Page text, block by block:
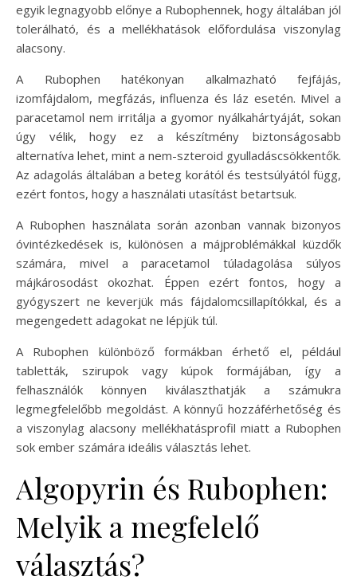
egyik legnagyobb előnye a Rubophennek, hogy általában jól
tolerálható, és a mellékhatások előfordulása viszonylag
alacsony.
A Rubophen hatékonyan alkalmazható fejfájás,
izomfájdalom, megfázás, influenza és láz esetén. Mivel a
paracetamol nem irritálja a gyomor nyálkahártyáját, sokan
úgy vélik, hogy ez a készítmény biztonságosabb
alternatíva lehet, mint a nem-szteroid gyulladáscsökkentők.
Az adagolás általában a beteg korától és testsúlyától függ,
ezért fontos, hogy a használati utasítást betartsuk.
A Rubophen használata során azonban vannak bizonyos
óvintézkedések is, különösen a májproblémákkal küzdők
számára, mivel a paracetamol túladagolása súlyos
májkárosodást okozhat. Éppen ezért fontos, hogy a
gyógyszert ne keverjük más fájdalomcsillapítókkal, és a
megengedett adagokat ne lépjük túl.
A Rubophen különböző formákban érhető el, például
tabletták, szirupok vagy kúpok formájában, így a
felhasználók könnyen kiválaszthatják a számukra
legmegfelelőbb megoldást. A könnyű hozzáférhetőség és
a viszonylag alacsony mellékhatásprofil miatt a Rubophen
sok ember számára ideális választás lehet.
Algopyrin és Rubophen:
Melyik a megfelelő
választás?